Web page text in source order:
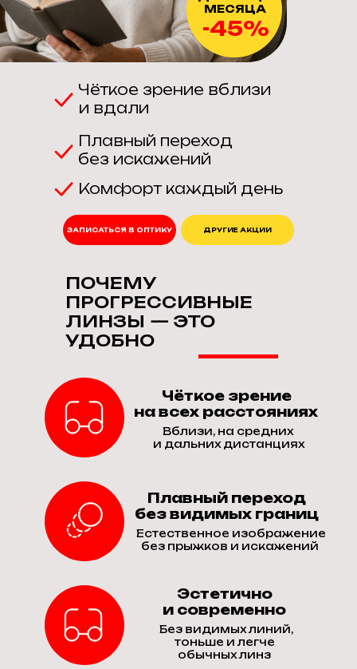
Комфорт каждый день
без искажений
Плавный переход
и вдали
Чёткое зрение вблизи
-45%
МЕСЯЦА
ДРУГИЕ АКЦИИ
ЗАПИСАТЬСЯ В ОПТИКУ
УДОБНО
— ЭТО
ЛИНЗЫ
ПРОГРЕССИВНЫЕ
ПОЧЕМУ
без видимых границ
Плавный переход
без прыжков и искажений
Естественное изображение
и современно
Эстетично
обычных линз
тоньше и легче
Без видимых линий,
на всех расстояниях
Чёткое зрение
и дальних дистанциях
Вблизи, на средних